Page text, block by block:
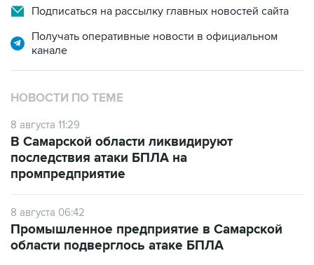
Подписаться на рассылку главных новостей сайта
Получать оперативные новости в официальном
канале
НОВОСТИ ПО ТЕМЕ
8 августа 11:29
В Самарской области ликвидируют
последствия атаки БПЛА на
промпредприятие
8 августа 06:42
Промышленное предприятие в Самарской
области подверглось атаке БПЛА